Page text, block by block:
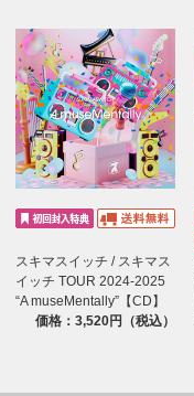
スキマスイッチ / スキマス
イッチ TOUR 2024-2025
“A museMentally”【CD】
価格：3,520円（税込）